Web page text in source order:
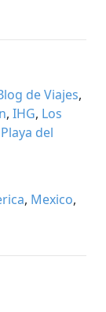
de Viajes,
, IHG, Los
Playa del
, Mexico,